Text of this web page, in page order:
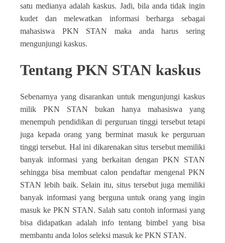
satu medianya adalah kaskus. Jadi, bila anda tidak ingin
kudet dan melewatkan informasi berharga sebagai
mahasiswa PKN STAN maka anda harus sering
mengunjungi kaskus.
Tentang PKN STAN kaskus
Sebenarnya yang disarankan untuk mengunjungi kaskus
milik PKN STAN bukan hanya mahasiswa yang
menempuh pendidikan di perguruan tinggi tersebut tetapi
juga kepada orang yang berminat masuk ke perguruan
tinggi tersebut. Hal ini dikarenakan situs tersebut memiliki
banyak informasi yang berkaitan dengan PKN STAN
sehingga bisa membuat calon pendaftar mengenal PKN
STAN lebih baik. Selain itu, situs tersebut juga memiliki
banyak informasi yang berguna untuk orang yang ingin
masuk ke PKN STAN. Salah satu contoh informasi yang
bisa didapatkan adalah info tentang bimbel yang bisa
membantu anda lolos seleksi masuk ke PKN STAN.